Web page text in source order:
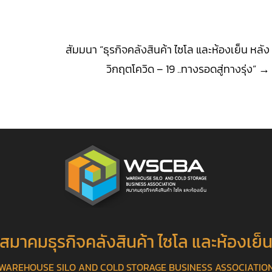
สัมมนา “ธุรกิจคลังสินค้า ไซโล และห้องเย็น หลัง
วิกฤตโควิด – 19 ..ทางรอดสู่ทางรุ่ง” →
สมาคมธุรกิจคลังสินค้า ไซโล และห้องเย็น
SILO AND COLD STORAGE BUSINESS